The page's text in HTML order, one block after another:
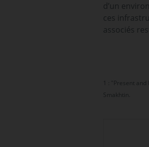
d’un
ces
associés
1 : "Present
Smakhtin.